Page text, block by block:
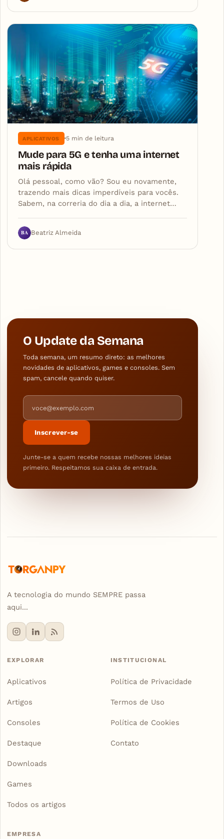
APLICATIVOS 5 min de leitura
Mude para 5G e tenha uma internet
mais rápida
Olá pessoal, como vão? Sou eu novamente,
trazendo mais dicas imperdíveis para vocês.
Sabem, na correria do dia a dia, a internet…
BA Beatriz Almeida
O Update da Semana
Toda semana, um resumo direto: as melhores
novidades de aplicativos, games e consoles. Sem
spam, cancele quando quiser.
Endereço de e-mail
Inscrever-se
Junte-se a quem recebe nossas melhores ideias
primeiro. Respeitamos sua caixa de entrada.
A tecnologia do mundo SEMPRE passa
aqui...
EXPLORAR
Aplicativos
Artigos
Consoles
Destaque
Downloads
Games
Todos os artigos
INSTITUCIONAL
Política de Privacidade
Termos de Uso
Política de Cookies
Contato
EMPRESA